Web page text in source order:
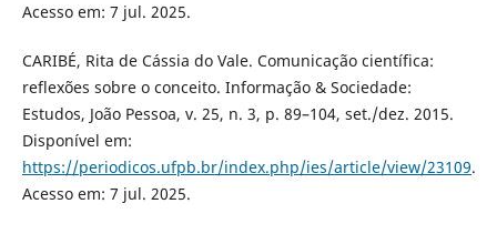
Acesso em: 7 jul. 2025.
CARIBÉ, Rita de Cássia do Vale. Comunicação científica:
reflexões sobre o conceito. Informação & Sociedade:
Estudos, João Pessoa, v. 25, n. 3, p. 89–104, set./dez. 2015.
Disponível em:
https://periodicos.ufpb.br/index.php/ies/article/view/23109.
Acesso em: 7 jul. 2025.